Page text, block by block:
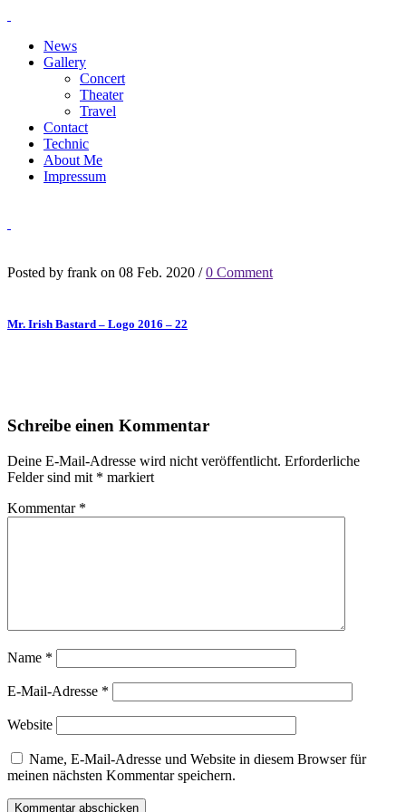
News
Gallery
Concert
Theater
Travel
Contact
Technic
About Me
Impressum
Posted by frank on 08 Feb. 2020 /0 Comment
Mr. Irish Bastard – Logo 2016 – 22
Schreibe einen Kommentar
Deine E-Mail-Adresse wird nicht veröffentlicht. Erforderliche
Felder sind mit * markiert
Kommentar *
Name *
E-Mail-Adresse *
Website
Name, E-Mail-Adresse und Website in diesem Browser für
meinen nächsten Kommentar speichern.